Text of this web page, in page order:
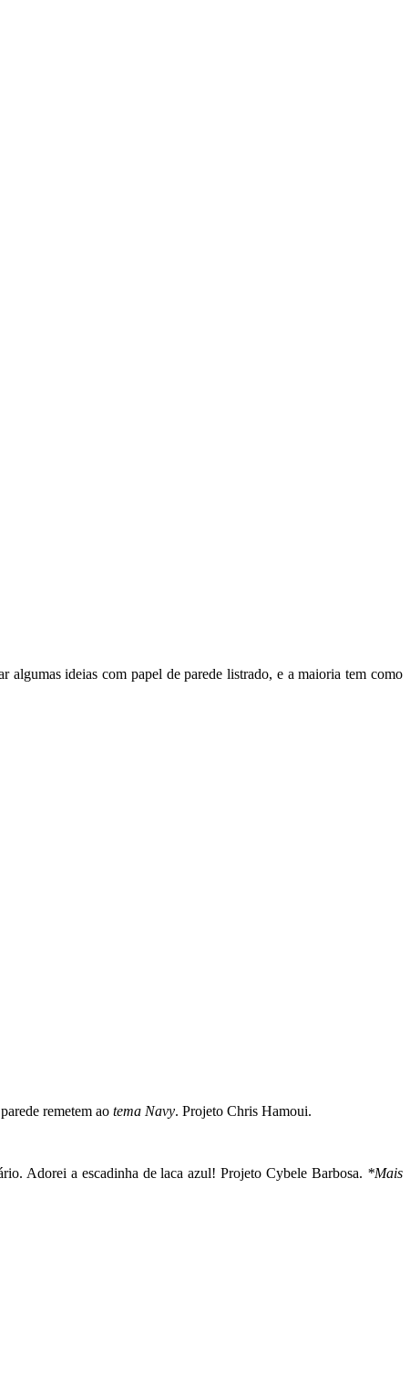
algumas ideias com papel de parede listrado, e a maioria tem como
remetem ao tema Navy. Projeto Chris Hamoui.
Adorei a escadinha de laca azul! Projeto Cybele Barbosa. *Mais